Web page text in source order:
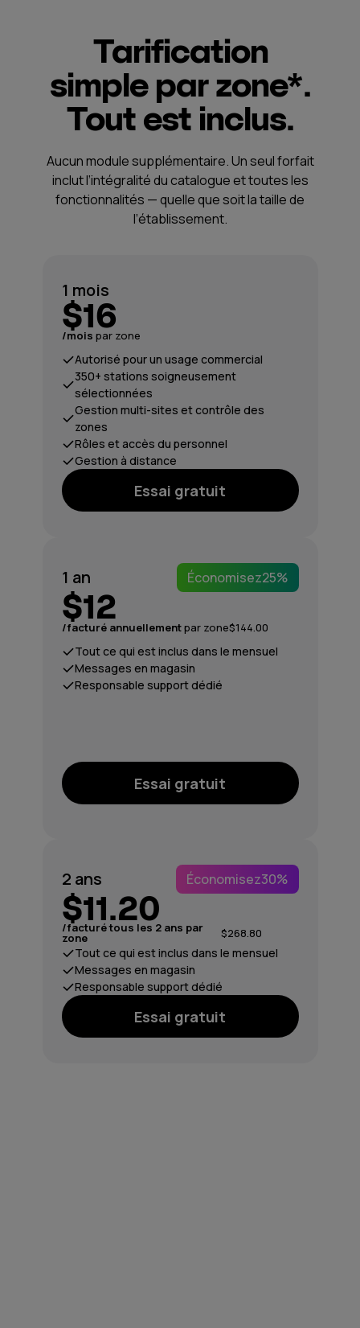
Tarification
simple par zone*.
Tout est inclus.
1 mois
$16
/mois par zone
Autorisé pour un usage commercial
350+ stations soigneusement
sélectionnées
Gestion multi-sites et contrôle des
zones
Rôles et accès du personnel
Gestion à distance
Essai gratuit
1 an Économisez25%
$12
/facturé annuellementpar zone$144.00
Tout ce qui est inclus dans le mensuel
Messages en magasin
Responsable support dédié
Essai gratuit
2 ans Économisez30%
$11.20
/facturé tous les 2 ans par
zone $268.80
Tout ce qui est inclus dans le mensuel
Messages en magasin
Responsable support dédié
Essai gratuit
Aucun module supplémentaire. Un seul forfait
inclut l’intégralité du catalogue et toutes les
fonctionnalités — quelle que soit la taille de
l’établissement.